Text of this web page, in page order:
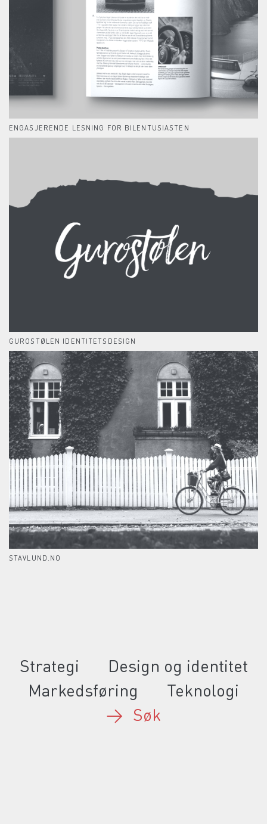
STAVLUND.NO
ENGASJERENDE LESNING FOR BILENTUSIASTEN
GUROSTØLEN IDENTITETSDESIGN
Strategi
Design og identitet
Markedsføring
Teknologi
→ Søk